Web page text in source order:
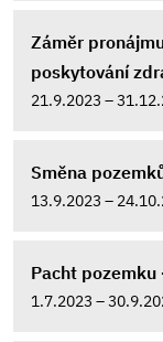
Záměr
poskytování
21.9.2023 –
Směna
13.9.2023 –
Pacht pozemku
1.7.2023 –